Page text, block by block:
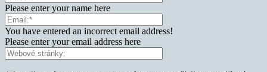
Please enter your name here
You have entered an incorrect email address!
Please enter your email address here